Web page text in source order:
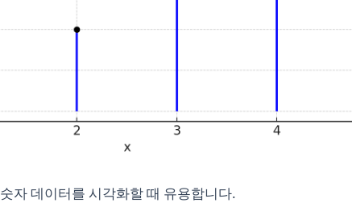
자 데이터를 시각화할 때 유용합니다.